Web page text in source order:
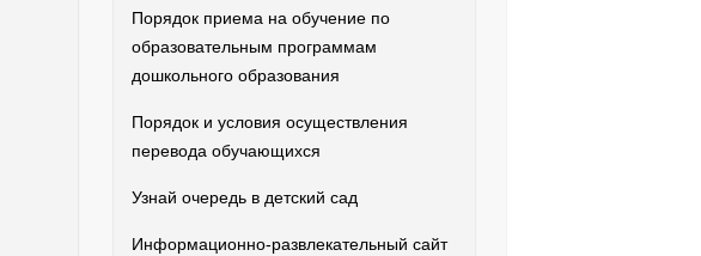
Порядок приема на обучение по
образовательным программам
дошкольного образования
Порядок и условия осуществления
перевода обучающихся
Узнай очередь в детский сад
Информационно-развлекательный сайт